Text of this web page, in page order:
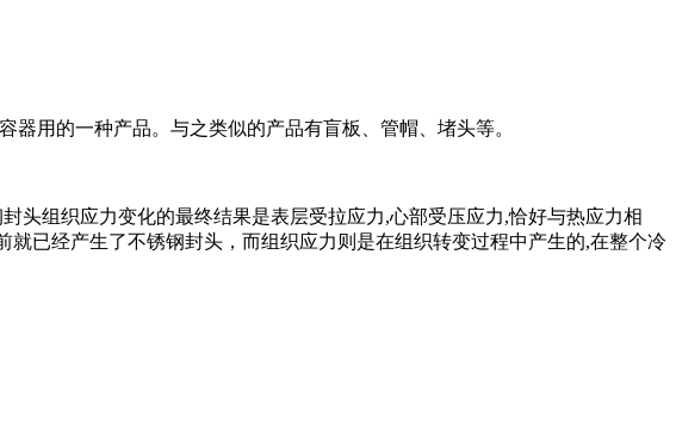
器用的一种产品。与之类似的产品有盲板、管帽、堵头等。
头组织应力变化的最终结果是表层受拉应力,心部受压应力,恰好与热应力相
就已经产生了不锈钢封头，而组织应力则是在组织转变过程中产生的,在整个冷